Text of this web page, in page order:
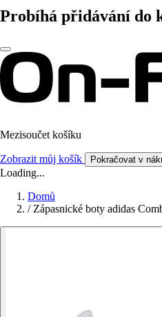
Probíhá přidávání do
Mezisoučet košíku
Zobrazit můj košík Pokračovat v
Loading...
Domů
/ Zápasnické boty adidas